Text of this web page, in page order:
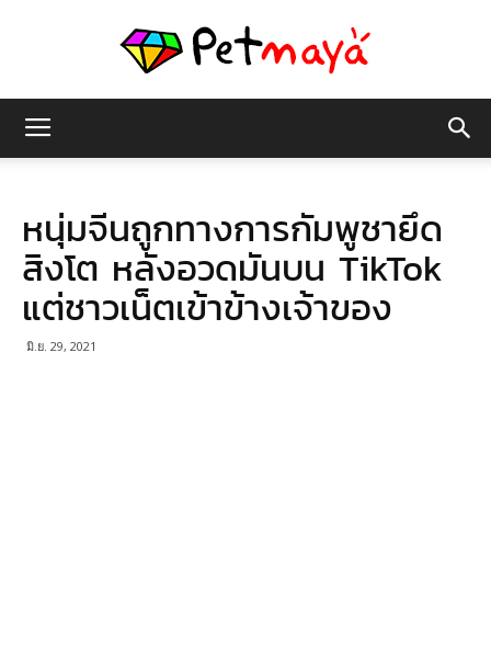
มายา
หนุ่มจีนถูกทางการกัมพูชายึด
สิงโต หลังอวดมันบน TikTok
แต่ชาวเน็ตเข้าข้างเจ้าของ
มิ.ย. 29, 2021